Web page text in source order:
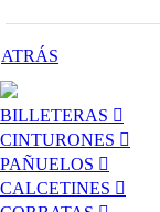
ATRÁS
BILLETERAS
CINTURONES
PAÑUELOS
CALCETINES